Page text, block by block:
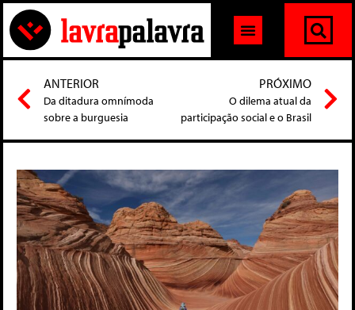
ANTERIOR
Da ditadura omnímoda
sobre a burguesia
PRÓXIMO
O dilema atual da
participação social e o Brasil